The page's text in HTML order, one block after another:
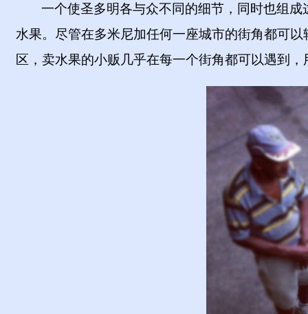
一个使圣多明各与众不同的细节，同时也组
水果。尽管在多米尼加任何一座城市的街角都可
区，卖水果的小贩几乎在每一个街角都可以遇到